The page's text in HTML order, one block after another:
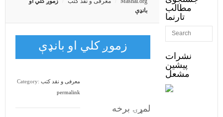
بانډې
زموږ کلي او بانډې
Category: معرفی و نقد کتب
permalink
لمړۍ برخه
مطالب
تارنما
نشرات
پیشین
مشعل